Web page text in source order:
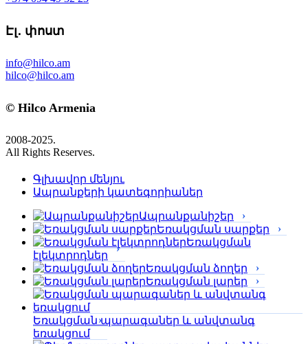
Էլ․ փոստ
info@hilco.am
hilco@hilco.am
© Hilco Armenia
2008-2025.
All Rights Reserves.
Գլխավոր մենյու
Ապրանքերի կատեգորիաներ
Ապրանքանիշեր
Եռակցման սարքեր
Եռակցման
էլեկտրոդներ
Եռակցման ձողեր
Եռակցման լարեր
Եռակցման պարագաներ և անվտանգ
եռակցում